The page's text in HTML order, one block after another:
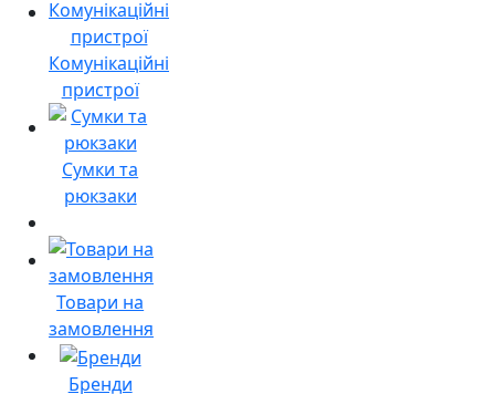
Комунікаційні
пристрої
Сумки та
рюкзаки
Товари на
замовлення
Бренди